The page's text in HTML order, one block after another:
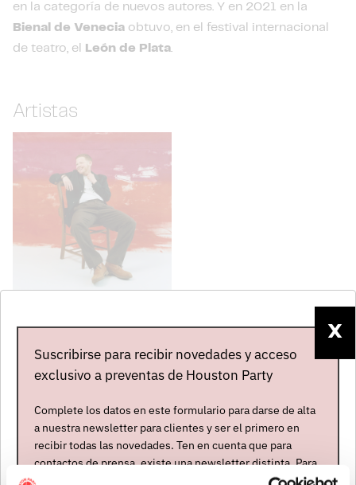
en la categoría de nuevos autores. Y en 2021 en la
Bienal de Venecia obtuvo, en el festival internacional
de teatro, el
León de Plata.
Artistas
Reino Unido
Abierta contratación
ÚLTIMAS NOTICIAS
X
Suscribirse para recibir novedades y acceso
exclusivo a preventas de Houston Party
Complete los datos en este formulario para darse de alta
a nuestra newsletter para clientes y ser el primero en
recibir todas las novedades. Ten en cuenta que para
contactos de prensa, existe una newsletter distinta. Para
formar parte de ella, envíanos un mensaje a